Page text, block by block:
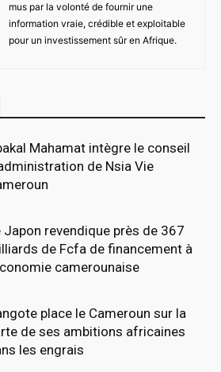
mus par la volonté de fournir une
information vraie, crédible et exploitable
pour un investissement sûr en Afrique.
Mahamat intègre le conseil
de Nsia Vie
Japon revendique près de 367
de Fcfa de financement à
camerounaise
place le Cameroun sur la
de ses ambitions africaines
les engrais